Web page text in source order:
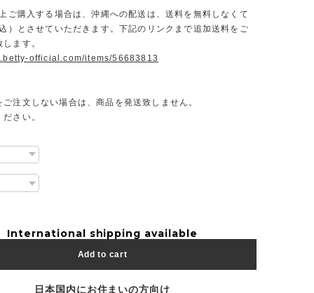
購入する場合は、沖縄への配送は、送料を無料しなくて
）とさせていただきます。下記のリンクまで追加送料をご
ます。
official.com/items/56683813
注文しない場合は、商品を発送致しません。
さい。
International shipping available
Add to cart
日本国内にお住まいの方向け